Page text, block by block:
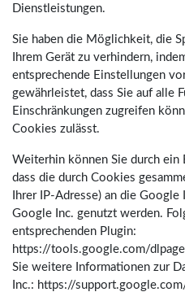
Dienstleistungen.
Sie haben die Möglichkeit, die
Ihrem Gerät zu verhindern,
entsprechende Einstellungen
gewährleistet, dass Sie auf alle
Einschränkungen zugreifen
Cookies zulässt.
Weiterhin können Sie durch
dass die durch Cookies
Ihrer IP-Adresse) an die
Google Inc. genutzt werden.
entsprechenden Plugin:
https://tools.google.com/
Sie weitere Informationen zur
Inc.: https://